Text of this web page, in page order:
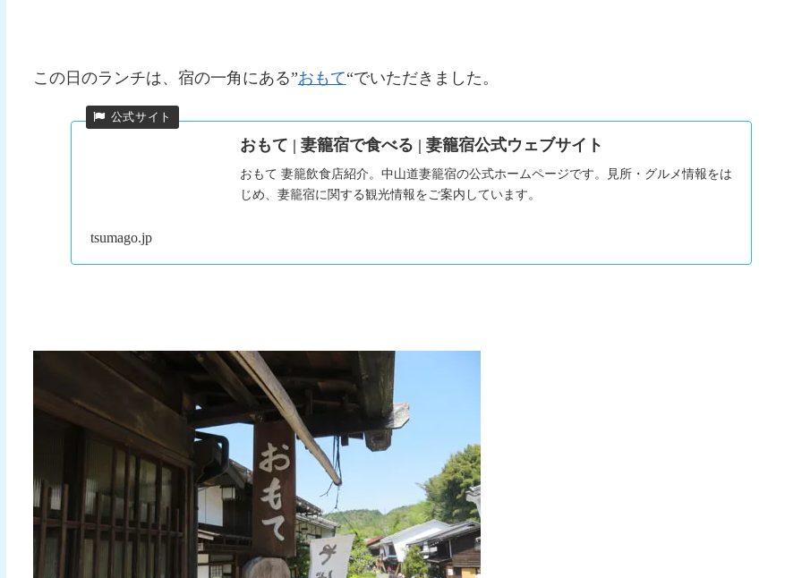
この日のランチは、宿の一角にある”おもて“でいただきました。
おもて | 妻籠宿で食べる | 妻籠宿公式ウェブサイト
おもて 妻籠飲食店紹介。中山道妻籠宿の公式ホームページです。見所・グルメ情報をは
じめ、妻籠宿に関する観光情報をご案内しています。
tsumago.jp